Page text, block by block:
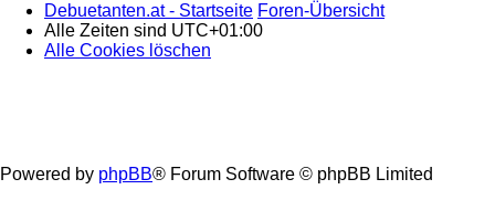
Debuetanten.at - Startseite Foren-Übersicht
Alle Zeiten sind UTC+01:00
Alle Cookies löschen
Powered by phpBB® Forum Software © phpBB Limited